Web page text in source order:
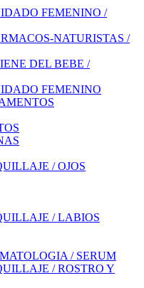
FEMENINO /
NATURISTAS /
DEL BEBE /
FEMENINO
/ OJOS
/ LABIOS
/ SERUM
/ ROSTRO Y